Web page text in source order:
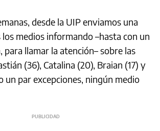
desde la UIP enviamos una
medios informando –hasta con un
llamar la atención– sobre las
(36), Catalina (20), Braian (17) y
un par excepciones, ningún medio